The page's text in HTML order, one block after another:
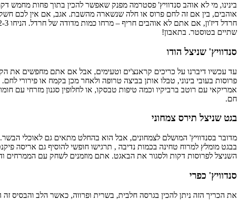
בינינו, מי לא אוהב סנדוויץ' פסטרמה מפנק שאפשר להכין בתוך פחות
אוהבים, בין אם זה לחם פרוס או חלה שנשארה מהשבת. אגב, אם אין לכם חשק
שתיים בטוסטר. בתאבון!
סנדוויץ' שניצל הודו
עד עכשיו דיברנו על כריכים קראנצ'ים וטעימים, אבל אם אתם מחפשים את
פרוסות בעובי בינוני, טבלו אותן בביצה טרופה ולאחר מכן בקמח או פירורי
אמריקאי עם רוטב ברביקיו וכמה טיפות טבסקו, או לחלופין סגנון מזרחי עם
חם.
בגט שניצל תירס צמחוני
מדובר בסנדוויץ' המושלם לצמחונים, אבל הוא בהחלט מתאים גם לאוכלי
בבגט מומלץ למרוח טחינה בכמות נדיבה , תרגישו חופשי להוסיף גם אריסה
השניצל לפרוסות דקות ולסגור את הבאגט. אתם מוזמנים לשחק עם הממרחים
סנדוויץ' כפרי
את הכריך הזה ניתן להכין בגרסה חלבית, בשרית ופרווה, כאשר הלב והבסיס